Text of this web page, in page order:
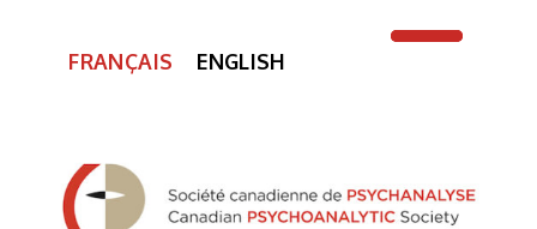
FRANÇAIS ENGLISH